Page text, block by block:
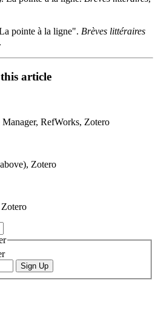
pointe à la ligne". Brèves littéraires
article
RefWorks, Zotero
Zotero